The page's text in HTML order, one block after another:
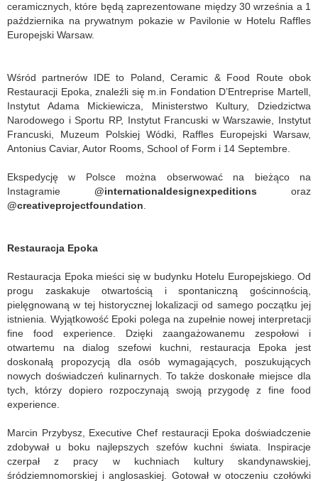
ceramicznych, które będą zaprezentowane między 30 września a 1
października na prywatnym pokazie w Pavilonie w Hotelu Raffles
Europejski Warsaw.
Wśród partnerów IDE to Poland, Ceramic & Food Route obok
Restauracji Epoka, znaleźli się m.in Fondation D’Entreprise Martell,
Instytut Adama Mickiewicza, Ministerstwo Kultury, Dziedzictwa
Narodowego i Sportu RP, Instytut Francuski w Warszawie, Instytut
Francuski, Muzeum Polskiej Wódki, Raffles Europejski Warsaw,
Antonius Caviar, Autor Rooms, School of Form i 14 Septembre.
Ekspedycję w Polsce można obserwować na bieżąco na
Instagramie @internationaldesignexpeditions oraz
@creativeprojectfoundation.
Restauracja Epoka
Restauracja Epoka mieści się w budynku Hotelu Europejskiego. Od
progu zaskakuje otwartością i spontaniczną gościnnością,
pielęgnowaną w tej historycznej lokalizacji od samego początku jej
istnienia. Wyjątkowość Epoki polega na zupełnie nowej interpretacji
fine food experience. Dzięki zaangażowanemu zespołowi i
otwartemu na dialog szefowi kuchni, restauracja Epoka jest
doskonałą propozycją dla osób wymagających, poszukujących
nowych doświadczeń kulinarnych. To także doskonałe miejsce dla
tych, którzy dopiero rozpoczynają swoją przygodę z fine food
experience.
Marcin Przybysz, Executive Chef restauracji Epoka doświadczenie
zdobywał u boku najlepszych szefów kuchni świata. Inspiracje
czerpał z pracy w kuchniach kultury skandynawskiej,
śródziemnomorskiej i anglosaskiej. Gotował w otoczeniu czołówki